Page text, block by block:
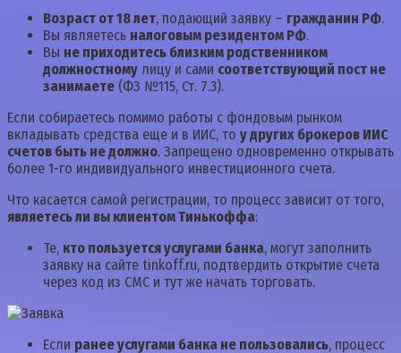
Возраст от 18 лет, подающий заявку – гражданин РФ.
Вы являетесь налоговым резидентом РФ.
Вы не приходитесь близким родственником
должностному лицу и сами соответствующий пост не
занимаете (ФЗ №115, Ст. 7.3).
Если собираетесь помимо работы с фондовым рынком
вкладывать средства еще и в ИИС, то у других брокеров ИИС
счетов быть не должно. Запрещено одновременно открывать
более 1-го индивидуального инвестиционного счета.
Что касается самой регистрации, то процесс зависит от того,
являетесь ли вы клиентом Тинькоффа:
Те, кто пользуется услугами банка, могут заполнить
заявку на сайте tinkoff.ru, подтвердить открытие счета
через код из СМС и тут же начать торговать.
Если ранее услугами банка не пользовались, процесс